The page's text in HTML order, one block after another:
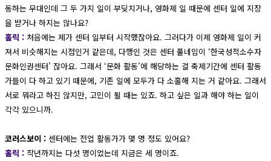
동하는 무대인데 그 두 가지 일이 부딪치거나, 영화제 일 때문에 센터 일에 지장
을 받거나 하지는 않나요?
홀릭 : 처음에는 제가 센터 일부터 시작했잖아요. 그러다가 이제 영화제 일이 커
져서 비슷해지는 시점인거 같은데, 다행인 것은 센터 풀네임이 ‘한국성적소수자
문화인권센터’ 잖아요. 그래서 ‘문화 활동’에 해당하는 걸 축제기간에 센터 활동
가들이 다 하고 있기 때문에, 기존 일에 모두가 다 소홀해 지는 거 같아요. 그래서
서로 뭐라고 하진 않지만, 고민이 될 때는 있죠. 하고 싶은 일과 해야 하는 일이
각각 있으니까.
코러스보이 : 센터에는 전업 활동가가 몇 명 정도 있어요?
홀릭 : 작년까지는 다섯 명이었는데 지금은 세 명이죠.